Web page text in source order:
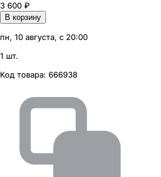
3 600 ₽
В корзину
пн, 10 августа, с 20:00
1 шт.
Код товара: 666938